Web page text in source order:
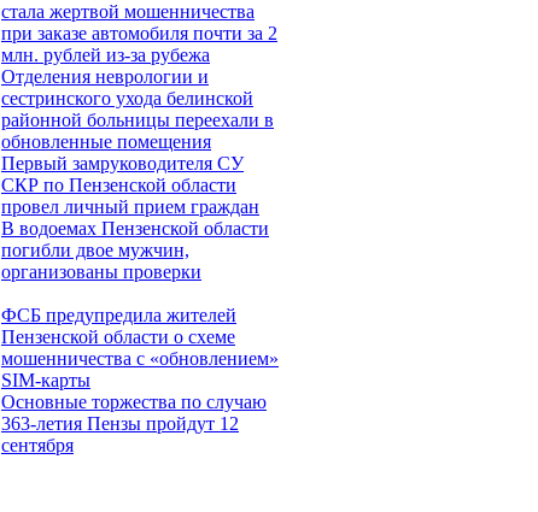
стала жертвой мошенничества
при заказе автомобиля почти за 2
млн. рублей из-за рубежа
Отделения неврологии и
сестринского ухода белинской
районной больницы переехали в
обновленные помещения
Первый замруководителя СУ
СКР по Пензенской области
провел личный прием граждан
В водоемах Пензенской области
погибли двое мужчин,
организованы проверки
ФСБ предупредила жителей
Пензенской области о схеме
мошенничества c «обновлением»
SIM-карты
Основные торжества по случаю
363-летия Пензы пройдут 12
сентября